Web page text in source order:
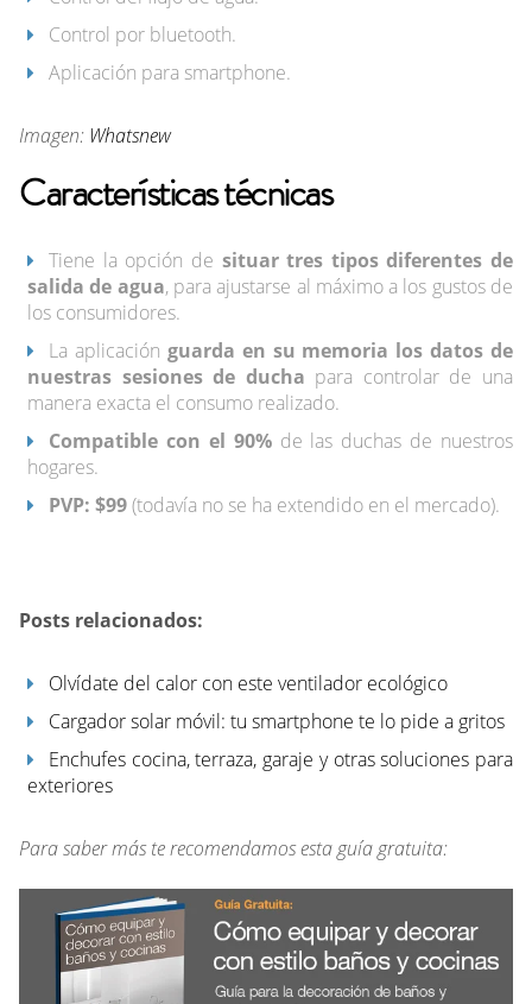
Control por bluetooth.
Aplicación para smartphone.
Imagen: Whatsnew
Características técnicas
Tiene la opción de situar tres tipos diferentes de
salida de agua, para ajustarse al máximo a los gustos de
los consumidores.
La aplicación guarda en su memoria los datos de
nuestras sesiones de ducha para controlar de una
manera exacta el consumo realizado.
Compatible con el 90%de las duchas de nuestros
hogares.
PVP: $99(todavía no se ha extendido en el mercado).
Posts relacionados:
Olvídate del calor con este ventilador ecológico
Cargador solar móvil: tu smartphone te lo pide a gritos
Enchufes cocina, terraza, garaje y otras soluciones para
exteriores
Para saber más te recomendamos esta guía gratuita: